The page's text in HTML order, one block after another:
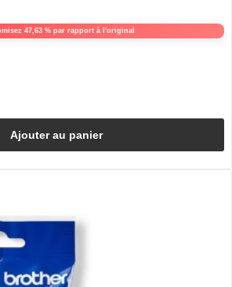
47,63 % par rapport à l'original
Ajouter au panier